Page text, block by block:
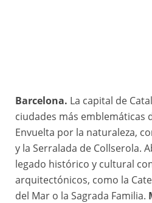
Barcelona. La capital de
ciudades más emblemáticas
Envuelta por la naturaleza,
y la Serralada de Collserola.
legado histórico y cultural
arquitectónicos, como la
del Mar o la Sagrada Familia.